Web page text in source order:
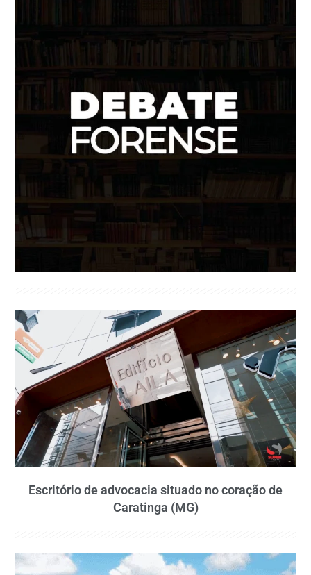
Escritório de advocacia situado no coração de
Caratinga (MG)